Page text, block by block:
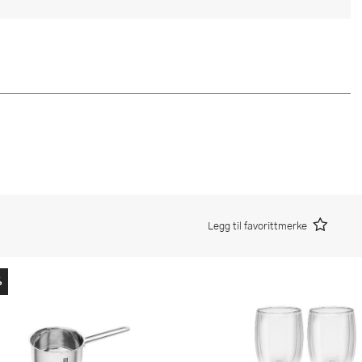
Legg til favorittmerke